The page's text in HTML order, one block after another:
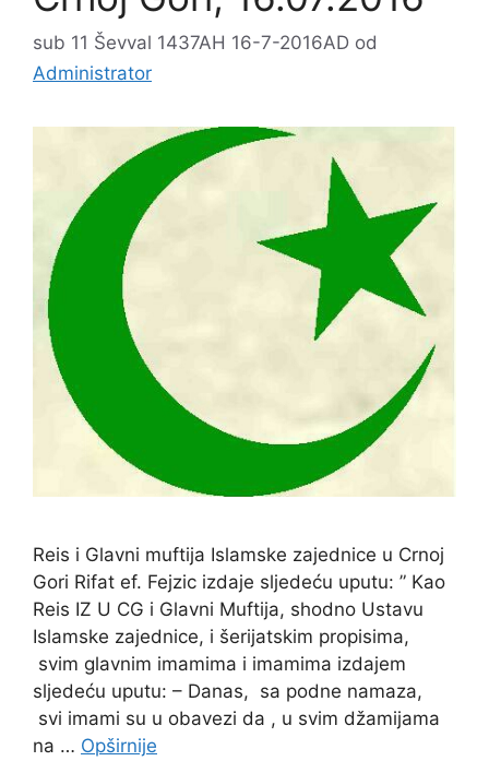
sub 11 Ševval 1437AH 16-7-2016AD od
Administrator
Reis i Glavni muftija Islamske zajednice u Crnoj
Gori Rifat ef. Fejzic izdaje sljedeću uputu: ” Kao
Reis IZ U CG i Glavni Muftija, shodno Ustavu
Islamske zajednice, i šerijatskim propisima,
svim glavnim imamima i imamima izdajem
sljedeću uputu: – Danas, sa podne namaza,
svi imami su u obavezi da , u svim džamijama
na … Opširnije